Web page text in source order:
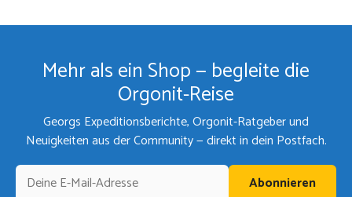
Mehr als ein Shop — begleite die
Orgonit-Reise
Georgs Expeditionsberichte, Orgonit-Ratgeber und
Neuigkeiten aus der Community — direkt in dein Postfach.
Abonnieren